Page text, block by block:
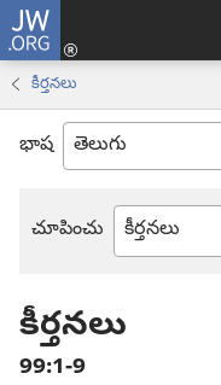
JW.ORG
కీర్తనలు
భాష
చూపించు
బైబిలు
కీర్తనలు
99:1-9